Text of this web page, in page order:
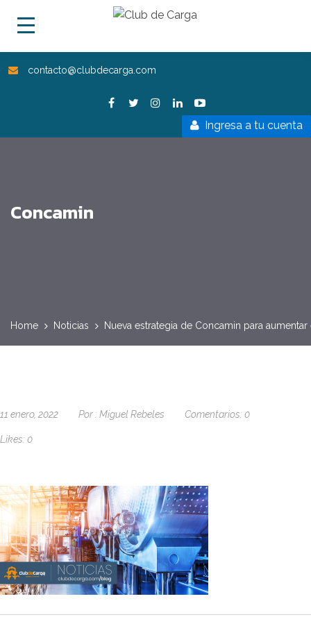
contacto@clubdecarga.com
Ingresa a tu cuenta
Concamin
Home Noticias Nueva estrategia de Concamin para
11 enero, 2022 Por : Miguel Rebeles Comentarios: 0
Likes: 0